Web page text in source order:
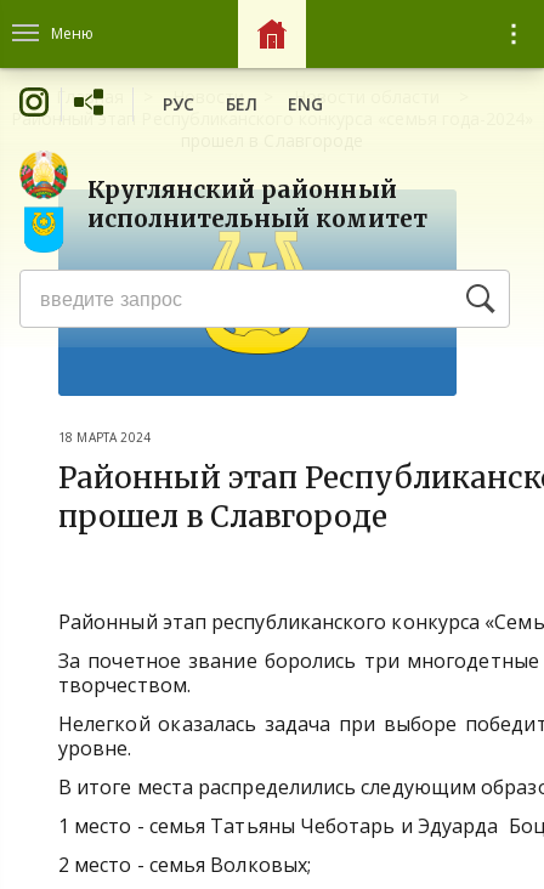
Меню
Круглянский районный
исполнительный комитет
РУС БЕЛ ENG
Главная Новости
Новости области
Районный этап Республиканского конкурса «семья года-2024»
18 МАРТА 2024
Районный этап
прошел в Славгороде
Районный этап республиканского конкурса
За почетное звание боролись три
творчеством.
Нелегкой оказалась задача при выборе
уровне.
В итоге места распределились следующим
1 место - семья Татьяны Чеботарь и Эдуарда
2 место - семья Волковых;